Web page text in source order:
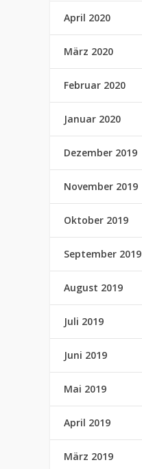
April 2020
März 2020
Februar 2020
Januar 2020
Dezember 2019
November 2019
Oktober 2019
September 2019
August 2019
Juli 2019
Juni 2019
Mai 2019
April 2019
März 2019